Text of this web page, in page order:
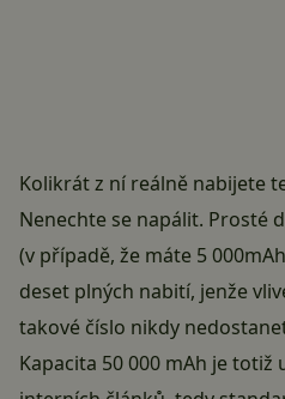
Kolikrát z ní reálně nabijete
Nenechte se napálit. Prosté
(v případě, že máte 5
deset plných nabití, jenže
takové číslo nikdy
Kapacita 50 000 mAh je totiž